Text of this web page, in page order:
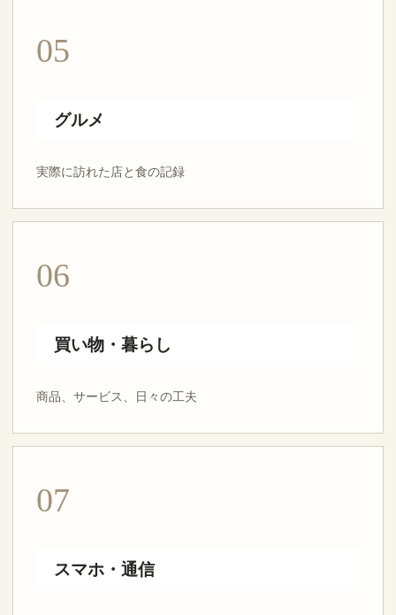
05
グルメ
実際に訪れた店と食の記録
06
買い物・暮らし
商品、サービス、日々の工夫
07
スマホ・通信